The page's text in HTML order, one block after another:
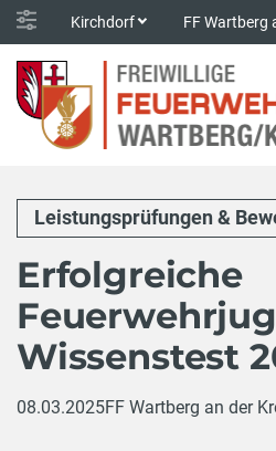
Kirchdorf FF Wartberg
Leistungsprüfungen &
Erfolgreiche
Wissenstest
08.03.2025FF Wartberg an der